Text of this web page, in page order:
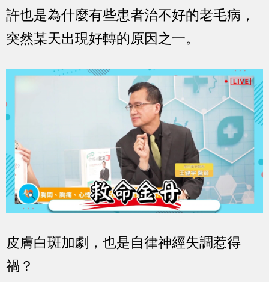
許也是為什麼有些患者治不好的老毛病，
突然某天出現好轉的原因之一。
皮膚白斑加劇，也是自律神經失調惹得
禍？